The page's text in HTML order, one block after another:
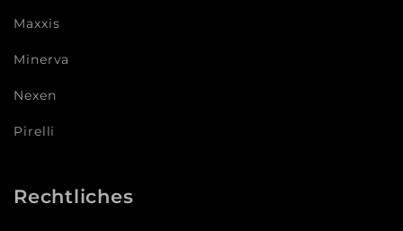
Maxxis
Minerva
Nexen
Pirelli
Rechtliches